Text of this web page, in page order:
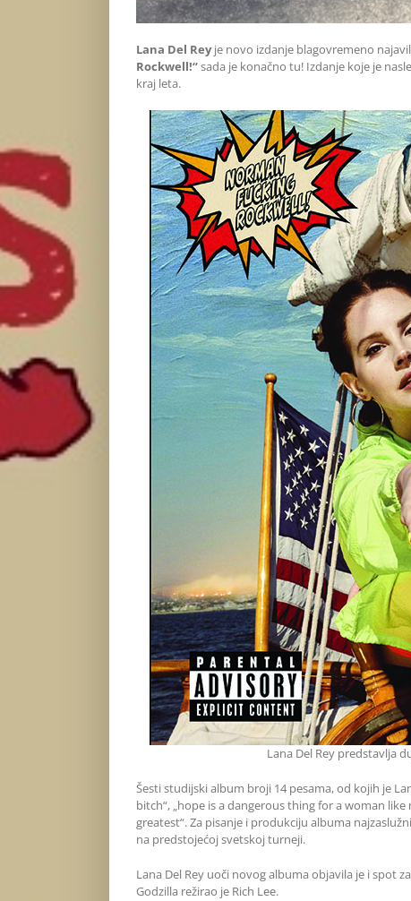
Lana Del Reyje novo izdanje blagovremeno
Rockwell!“sada je konačno tu! Izdanje koje je
kraj leta.
Lana Del Rey predstavlja
Šesti studijski album broji 14 pesama, od kojih je
bitch“, „hope is a dangerous thing for a woman like
greatest“. Za pisanje i produkciju albuma
na predstojećoj svetskoj turneji.
Lana Del Rey uoči novog albuma objavila je i spot
Godzilla režirao je Rich Lee.